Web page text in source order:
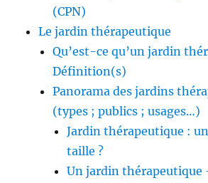
(CPN)
Le jardin thérapeutique
Qu’est-ce qu’un jardin
Définition(s)
Panorama des jardins
(types ; publics ; usages…)
Jardin thérapeutique :
taille ?
Un jardin thérapeutique